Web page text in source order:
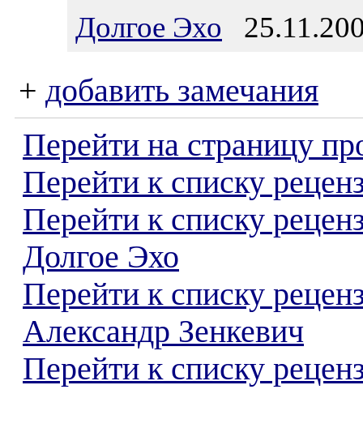
Долгое Эхо
+ добавить замечания
Перейти на страницу
Перейти к списку
Перейти к списку
Долгое Эхо
Перейти к списку
Александр Зенкевич
Перейти к списку